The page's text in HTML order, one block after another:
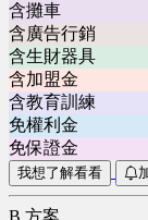
含攤車
含廣告行銷
含生財器具
含加盟金
含教育訓練
免權利金
免保證金
我想了解看看